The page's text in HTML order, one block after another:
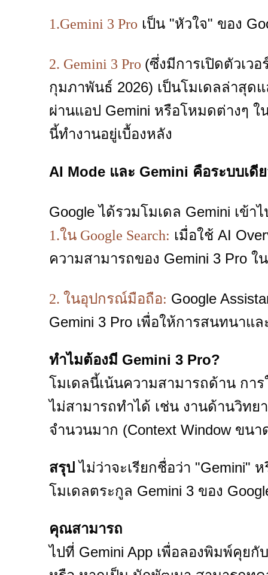
1.Gemini 3 Pro เป็น "หัวใจ" ของ
2. Gemini 3 Pro (ซึ่งมีการเปิดตัวเว
กุมภาพันธ์ 2026) เป็นโมเดลล่าสุด
ผ่านแอป Gemini หรือโหมดต่างๆ ใ
นี้ทำงานอยู่เบื้องหลัง
AI Mode และ Gemini คือระบบเดี
Google ได้รวมโมเดล Gemini เข้
1.ใน Google Search: เมื่อใช้ AI
ความสามารถของ Gemini 3 Pro ใ
2. ในอุปกรณ์มือถือ: Google
Gemini 3 Pro เพื่อให้การสนทนา
ทำไมต้องมี Gemini 3 Pro?
โมเดลนี้เน้นความสามารถด้าน กา
ไม่สามารถทำได้ เช่น งานด้านวิทย
จำนวนมาก (Context Window ขน
สรุป ไม่ว่าจะเรียกชื่อว่า "Gemini"
โมเดลตระกูล Gemini 3 ของ
คุณสามารถ
ไปที่ Gemini App เพื่อลองพิมพ์คุยกั